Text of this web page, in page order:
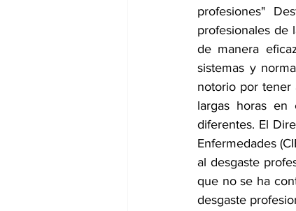
profesiones"
profesionales de
de manera
sistemas y
notorio por tener
largas horas en
diferentes. El
Enfermedades
al desgaste
que no se ha
desgaste